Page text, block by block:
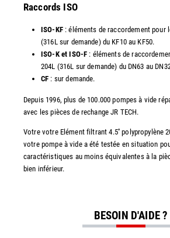
Raccords ISO
ISO-KF: éléments de raccordement pour
(316L sur demande) du KF10 au KF50.
ISO-K et ISO-F : éléments de
204L (316L sur demande) du DN63 au
CF : sur demande.
Depuis 1996, plus de 100.000 pompes à vide
avec les pièces de rechange JR TECH.
Votre votre Elément filtrant 4.5'' polypropylène
votre pompe à vide a été testée en situation
caractéristiques au moins équivalentes à la
bien inférieur.
BESOIN D'AIDE ?